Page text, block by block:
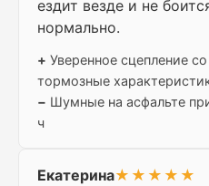
ездит везде и не
нормально.
+ Уверенное сцепление
тормозные
− Шумные на асфальте
ч
Екатерина★★★★★